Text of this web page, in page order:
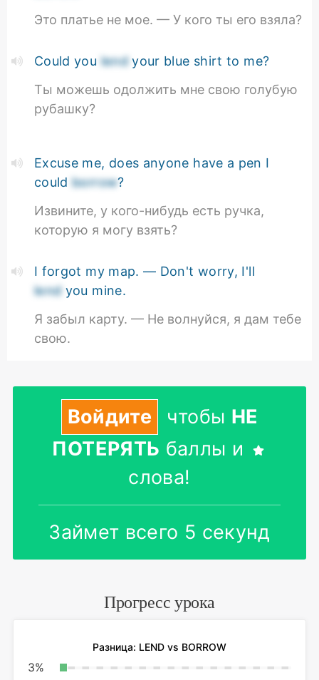
Это платье не мое. — У кого ты его взяла?
Could you lendyour blue shirt to me?
Ты можешь одолжить мне свою голубую
рубашку?
Excuse me, does anyone have a pen I
couldborrow?
Извините, у кого-нибудь есть ручка,
которую я могу взять?
I forgot my map. — Don't worry, I'll
lend you mine.
Я забыл карту. — Не волнуйся, я дам тебе
свою.
Войдите чтобы НЕ
ПОТЕРЯТЬ баллы и
слова!
Займет всего 5 секунд
Прогресс урока
Разница: LEND vs BORROW
3%